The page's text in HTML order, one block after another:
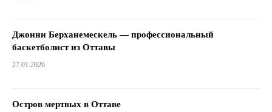
Джонни Берханемескель — профессиональный
баскетболист из Оттавы
27.01.2026
Остров мертвых в Оттаве